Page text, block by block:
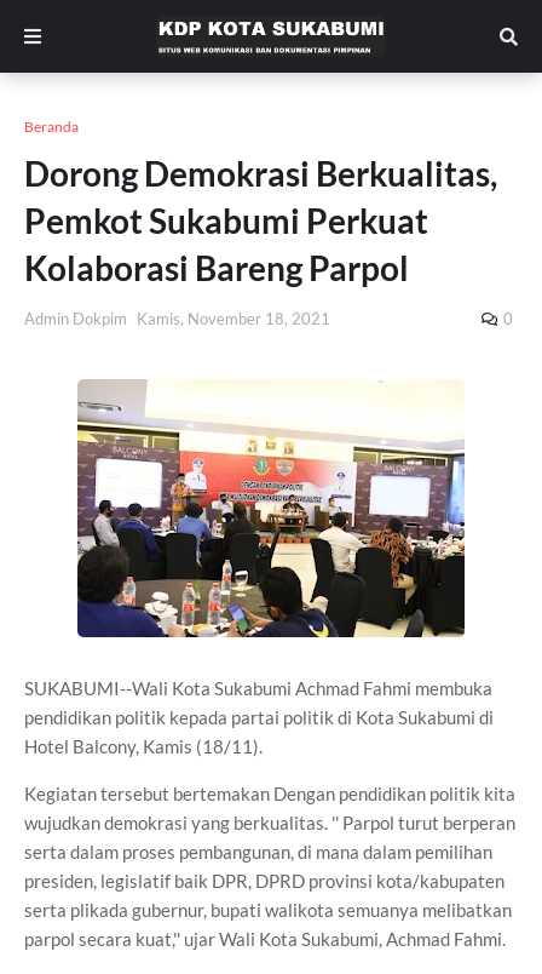
Beranda
Dorong Demokrasi Berkualitas,
Pemkot Sukabumi Perkuat
Kolaborasi Bareng Parpol
Admin Dokpim Kamis, November 18, 2021 0
SUKABUMI--Wali Kota Sukabumi Achmad Fahmi membuka
pendidikan politik kepada partai politik di Kota Sukabumi di
Hotel Balcony, Kamis (18/11).
Kegiatan tersebut bertemakan Dengan pendidikan politik kita
wujudkan demokrasi yang berkualitas. '' Parpol turut berperan
serta dalam proses pembangunan, di mana dalam pemilihan
presiden, legislatif baik DPR, DPRD provinsi kota/kabupaten
serta plikada gubernur, bupati walikota semuanya melibatkan
parpol secara kuat,'' ujar Wali Kota Sukabumi, Achmad Fahmi.